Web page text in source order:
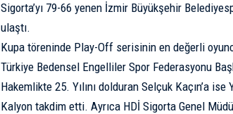
Sigorta’yı 79-66 yenen İzmir Büyükşehir
ulaştı.
Kupa töreninde Play-Off serisinin en değerli
Türkiye Bedensel Engelliler Spor Federasyonu
Hakemlikte 25. Yılını dolduran Selçuk Kaçın’a
Kalyon takdim etti. Ayrıca HDİ Sigorta Genel